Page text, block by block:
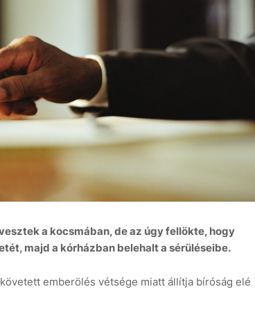
a kocsmában, de az úgy fellökte, hogy
majd a kórházban belehalt a sérüléseibe.
emberölés vétsége miatt állítja bíróság elé